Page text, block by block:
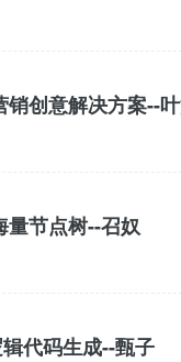
销创意解决方案--
量节点树--召奴
代码生成--甄子